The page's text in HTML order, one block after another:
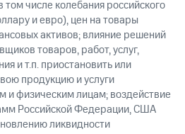
числе колебания российского
и евро), цен на товары
активов; влияние решений
товаров, работ, услуг,
и т.п. приостановить или
продукцию и услуги
и физическим лицам; воздействие
Российской Федерации, США
ликвидности